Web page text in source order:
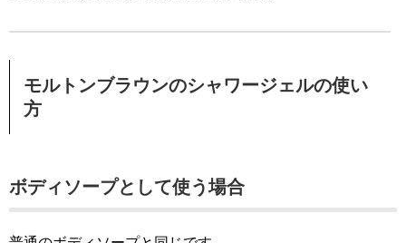
モルトンブラウンのシャワージェルの使い
方
ボディソープとして使う場合